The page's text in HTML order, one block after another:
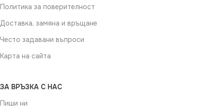
Политика за поверителност
Доставка, замяна и връщане
Често задавани въпроси
Карта на сайта
ЗА ВРЪЗКА С НАС
Пиши ни